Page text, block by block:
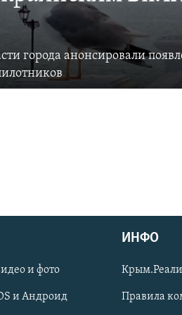
города анонсировали
и фото
и Андроид
ИНФО
Правила